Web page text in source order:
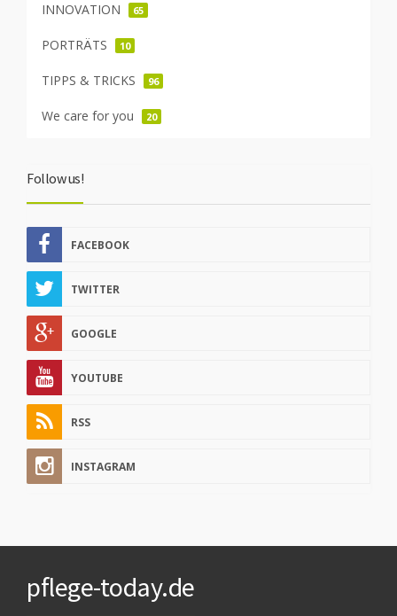
INNOVATION 65
PORTRÄTS 10
TIPPS & TRICKS 96
We care for you 20
Follow us!
FACEBOOK
TWITTER
GOOGLE
YOUTUBE
RSS
INSTAGRAM
pflege-today.de